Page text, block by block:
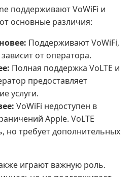
поддерживают VoWiFi и
основные различия:
Поддерживают VoWiFi,
от оператора.
Полная поддержка VoLTE и
предоставляет
услуги.
VoWiFi недоступен в
Apple. VoLTE
но требует дополнительных
играют важную роль.